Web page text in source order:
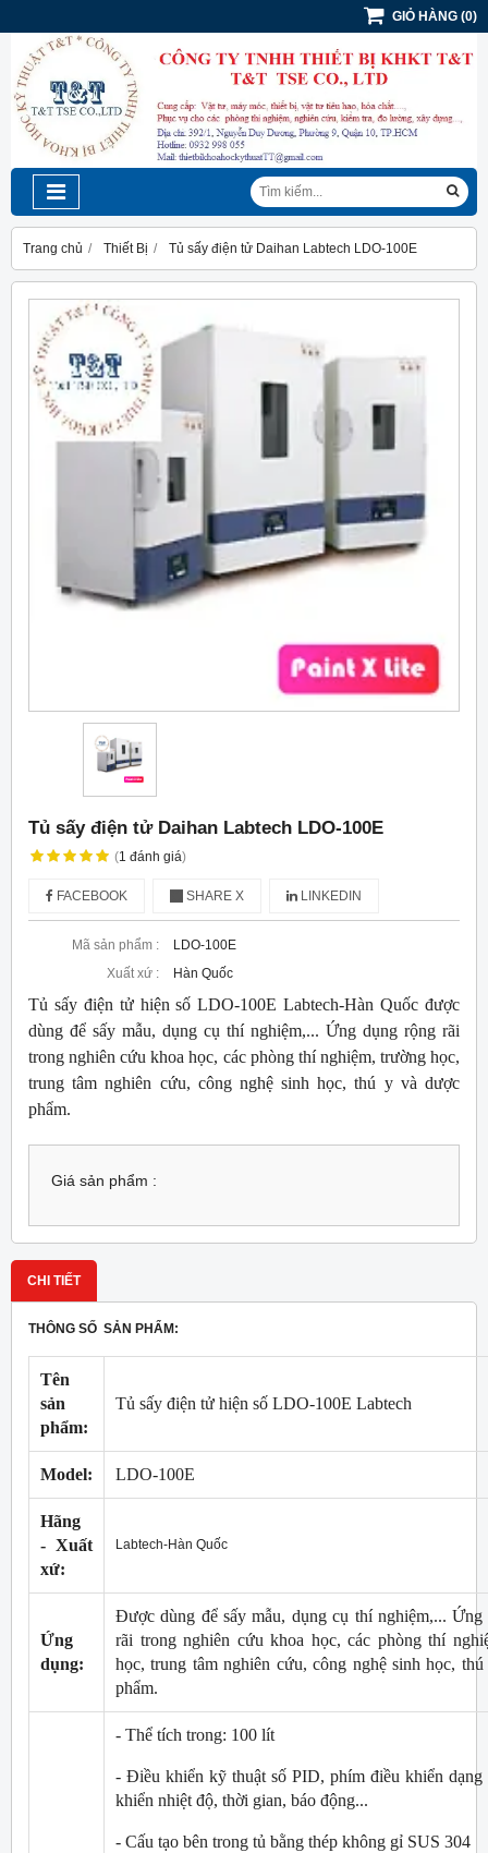
GIỎ HÀNG (0)
Trang chủ Thiết Bị Tủ sấy điện tử Daihan Labtech LDO-100E
Tủ sấy điện tử Daihan Labtech LDO-100E
(1 đánh giá)
FACEBOOK SHARE X LINKEDIN
Mã sản phẩm :
LDO-100E
Xuất xứ :
Hàn Quốc
Tủ sấy điện tử hiện số LDO-100E Labtech-Hàn Quốc được
dùng để sấy mẫu, dụng cụ thí nghiệm,... Ứng dụng rộng rãi
trong nghiên cứu khoa học, các phòng thí nghiệm, trường học,
trung tâm nghiên cứu, công nghệ sinh học, thú y và dược
phẩm.
Giá sản phẩm :
CHI TIẾT
THÔNG SỐ SẢN PHẨM:
Tên
sản
phẩm:
Tủ sấy điện tử hiện số LDO-100E Labtech
Model: LDO-100E
Hãng
- Xuất
xứ:
Labtech-Hàn Quốc
Ứng
dụng:
Được dùng để sấy mẫu, dụng cụ thí nghiệm,... Ứng
rãi trong nghiên cứu khoa học, các phòng thí
học, trung tâm nghiên cứu, công nghệ sinh học,
phẩm.
- Thể tích trong: 100 lít
- Điều khiển kỹ thuật số PID, phím điều khiển dạng
khiển nhiệt độ, thời gian, báo động...
- Cấu tạo bên trong tủ bằng thép không gỉ SUS 304